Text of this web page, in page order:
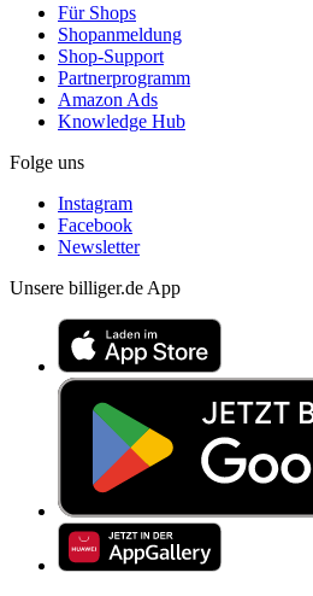
Für Shops
Shopanmeldung
Shop-Support
Partnerprogramm
Amazon Ads
Knowledge Hub
Folge uns
Instagram
Facebook
Newsletter
Unsere billiger.de App